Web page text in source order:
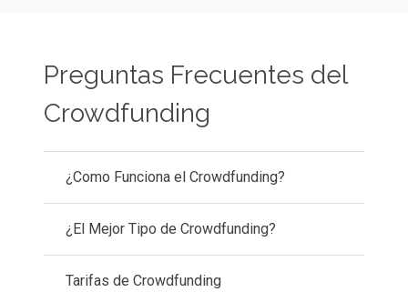
Preguntas Frecuentes del
Crowdfunding
¿Como Funciona el Crowdfunding?
¿El Mejor Tipo de Crowdfunding?
Tarifas de Crowdfunding